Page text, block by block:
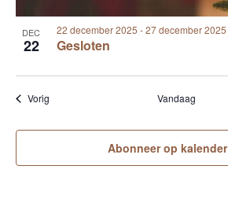
DEC
22 Gesloten
22 december 2025 -27 december 2025
VorigEvenementen Vandaag
Abonneer op kalender